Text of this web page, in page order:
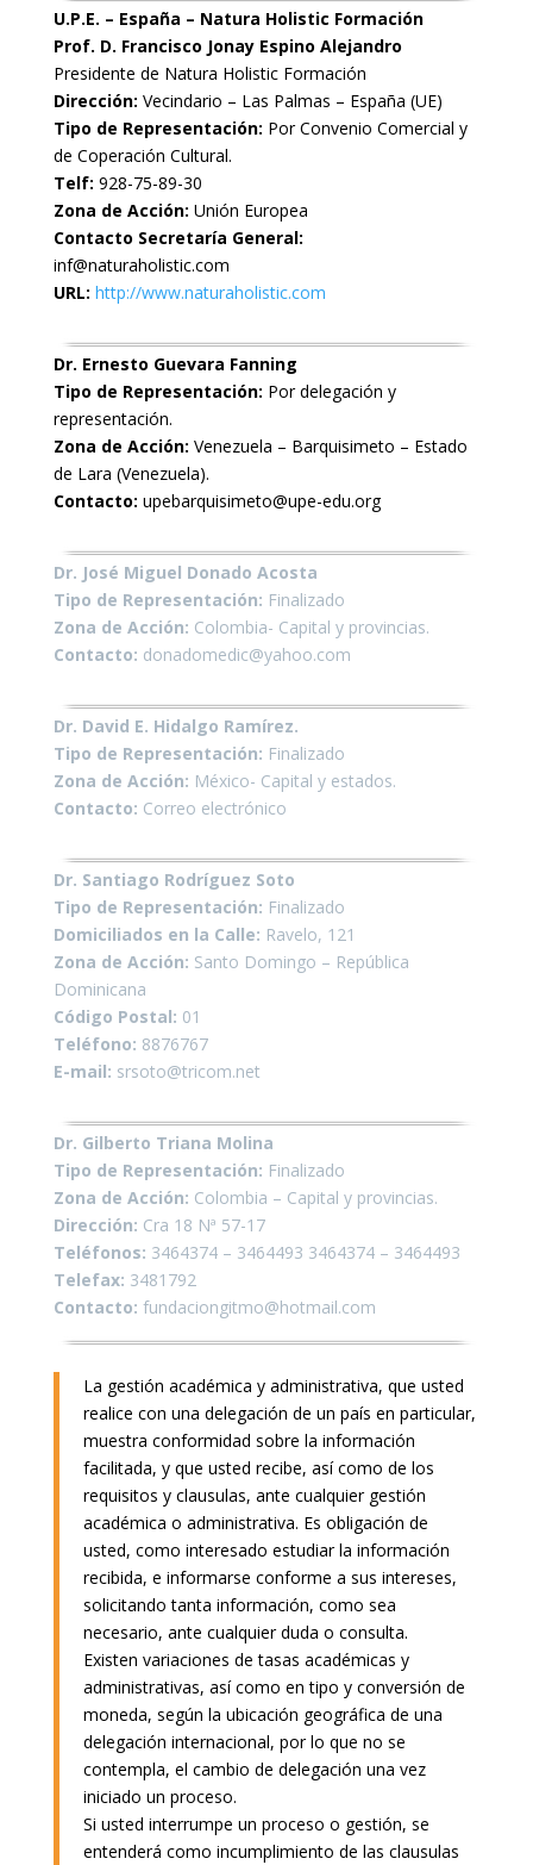
U.P.E. – España – Natura Holistic Formación
Prof. D. Francisco Jonay Espino Alejandro
Presidente de Natura Holistic Formación
Dirección: Vecindario – Las Palmas – España (UE)
Tipo de Representación: Por Convenio Comercial y
de Coperación Cultural.
Telf: 928-75-89-30
Zona de Acción: Unión Europea
Contacto Secretaría General:
inf@naturaholistic.com
URL: http://www.naturaholistic.com
Dr. Ernesto Guevara Fanning
Tipo de Representación: Por delegación y
representación.
Zona de Acción: Venezuela – Barquisimeto – Estado
de Lara (Venezuela).
Contacto: upebarquisimeto@upe-edu.org
Dr. José Miguel Donado Acosta
Tipo de Representación: Finalizado
Zona de Acción: Colombia- Capital y provincias.
Contacto: donadomedic@yahoo.com
Dr. David E. Hidalgo Ramírez.
Tipo de Representación: Finalizado
Zona de Acción: México- Capital y estados.
Contacto: Correo electrónico
Dr. Santiago Rodríguez Soto
Tipo de Representación: Finalizado
Domiciliados en la Calle: Ravelo, 121
Zona de Acción: Santo Domingo – República
Dominicana
Código Postal: 01
Teléfono: 8876767
E-mail: srsoto@tricom.net
Dr. Gilberto Triana Molina
Tipo de Representación: Finalizado
Zona de Acción: Colombia – Capital y provincias.
Dirección: Cra 18 Nª 57-17
Teléfonos: 3464374 – 3464493 3464374 – 3464493
Telefax: 3481792
Contacto: fundaciongitmo@hotmail.com
La gestión académica y administrativa, que usted
realice con una delegación de un país en particular,
muestra conformidad sobre la información
facilitada, y que usted recibe, así como de los
requisitos y clausulas, ante cualquier gestión
académica o administrativa. Es obligación de
usted, como interesado estudiar la información
recibida, e informarse conforme a sus intereses,
solicitando tanta información, como sea
necesario, ante cualquier duda o consulta.
Existen variaciones de tasas académicas y
administrativas, así como en tipo y conversión de
moneda, según la ubicación geográfica de una
delegación internacional, por lo que no se
contempla, el cambio de delegación una vez
iniciado un proceso.
Si usted interrumpe un proceso o gestión, se
entenderá como incumplimiento de las clausulas